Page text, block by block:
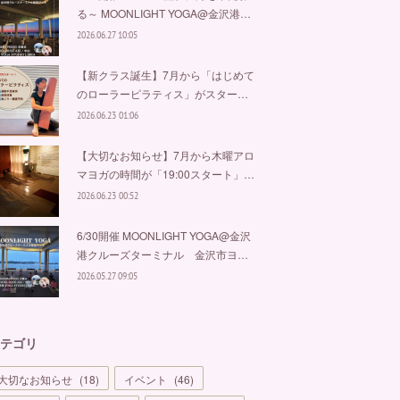
る～ MOONLIGHT YOGA@金沢港…
2026.06.27 10:05
【新クラス誕生】7月から「はじめて
のローラーピラティス」がスター…
2026.06.23 01:06
【大切なお知らせ】7月から木曜アロ
マヨガの時間が「19:00スタート」…
2026.06.23 00:52
6/30開催 MOONLIGHT YOGA@金沢
港クルーズターミナル 金沢市ヨ…
2026.05.27 09:05
ゴリ
切なお知らせ (18) イベント (46)